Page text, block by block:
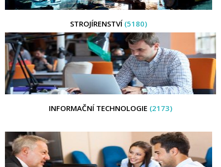
STROJÍRENSTVÍ (5180)
INFORMAČNÍ TECHNOLOGIE (2173)